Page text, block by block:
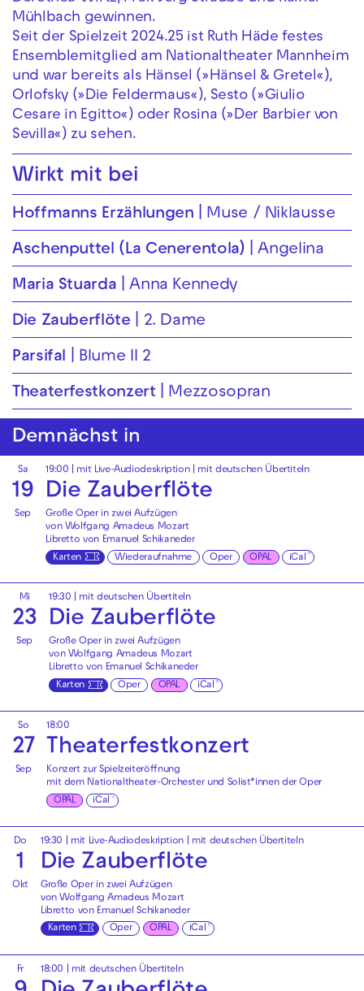
Mühlbach gewinnen.
Seit der Spielzeit 2024.25 ist Ruth Häde festes
Ensemblemitglied am Nationaltheater Mannheim
und war bereits als Hänsel (»Hänsel & Gretel«),
Orlofsky (»Die Feldermaus«), Sesto (»Giulio
Cesare in Egitto«) oder Rosina (»Der Barbier von
Sevilla«) zu sehen.
Wirkt mit bei
Hoffmanns Erzählungen Muse / Niklausse
Aschenputtel (La Cenerentola) Angelina
Maria Stuarda Anna Kennedy
Die Zauberflöte 2. Dame
Parsifal Blume II 2
Theaterfest­konzert Mezzosopran
Demnächst in
Sa
19
Sep
19:00 mit Live-Audiodeskription| mit deutschen Übertiteln
Die Zauberflöte
Große Oper in zwei Aufzügen
von Wolfgang Amadeus Mozart
Libretto von Emanuel Schikaneder
Karten
Wiederaufnahme Oper OPAL iCal
Mi
23
Sep
19:30 mit deutschen Übertiteln
Die Zauberflöte
Große Oper in zwei Aufzügen
von Wolfgang Amadeus Mozart
Libretto von Emanuel Schikaneder
Karten
Oper OPAL iCal
So
27
Sep
18:00
Theaterfest­konzert
Konzert zur Spielzeiteröffnung
mit dem Nationaltheater-Orchester und Solist*innen der Oper
OPAL
iCal
Do
1
Okt
19:30 mit Live-Audiodeskription mit deutschen Übertiteln
Die Zauberflöte
Große Oper in zwei Aufzügen
von Wolfgang Amadeus Mozart
Libretto von Emanuel Schikaneder
Karten
Oper OPAL iCal
Fr 18:00 mit deutschen Übertiteln